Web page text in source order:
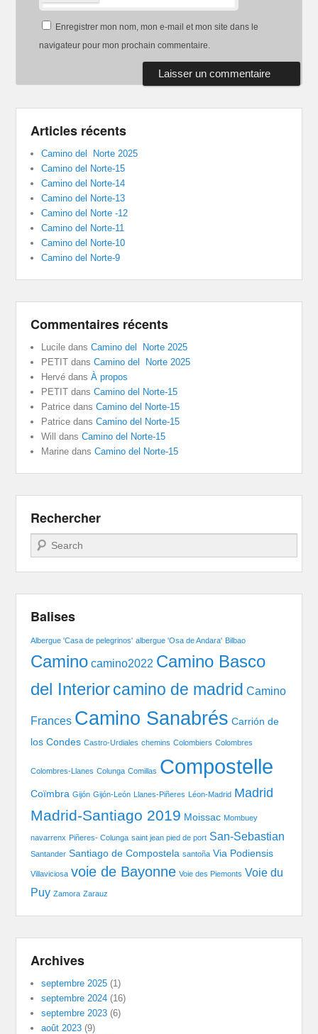
Enregistrer mon nom, mon e-mail et mon site dans le
navigateur pour mon prochain commentaire.
Articles récents
Camino del Norte 2025
Camino del Norte-15
Camino del Norte-14
Camino del Norte-13
Camino del Norte -12
Camino del Norte-11
Camino del Norte-10
Camino del Norte-9
Commentaires récents
Lucile dansCamino del Norte 2025
PETIT dansCamino del Norte 2025
Hervé dansÀ propos
PETIT dansCamino del Norte-15
Patrice dansCamino del Norte-15
Patrice dansCamino del Norte-15
Will dansCamino del Norte-15
Marine dansCamino del Norte-15
Rechercher
Recherche
Balises
Albergue 'Casa de pelegrinos' albergue 'Osa de Andara' Bilbao
Camino camino2022 Camino Basco
del Interiorcamino de madrid Camino
Frances Camino Sanabrés Carrión de
los Condes Castro-Urdiales chemins Colombiers Colombres
Colombres-Llanes Colunga Comillas Compostelle
Coïmbra Gijón Gijón-León Llanes-Piñeres Léon-Madrid Madrid
Madrid-Santiago 2019 Moissac Mombuey
navarrenx Piñeres- Colunga saint jean pied de port San-Sebastian
Santander Santiago de Compostela santoña Via Podiensis
Villaviciosa voie de Bayonne Voie des Piemonts Voie du
Puy Zamora Zarauz
Archives
septembre 2025 (1)
septembre 2024 (16)
septembre 2023 (6)
août 2023 (9)